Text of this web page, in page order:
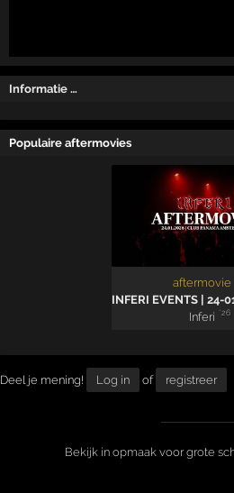
Informatie …
Populaire aftermovies
aftermovie
INFERI EVENTS | 24-
Inferi
'26
Deel je mening! Log in of registreer
Bekijk in opmaak voor grote